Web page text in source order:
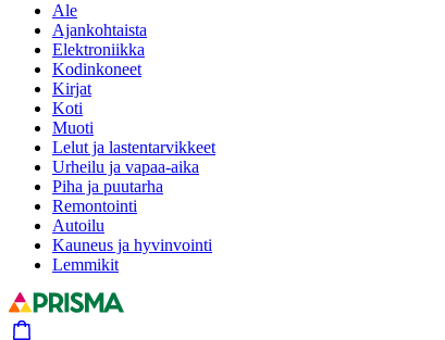
Ale
Ajankohtaista
Elektroniikka
Kodinkoneet
Kirjat
Koti
Muoti
Lelut ja lastentarvikkeet
Urheilu ja vapaa-aika
Piha ja puutarha
Remontointi
Autoilu
Kauneus ja hyvinvointi
Lemmikit